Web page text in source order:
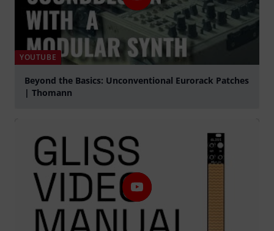
YOUTUBE
Beyond the Basics: Unconventional Eurorack Patches
| Thomann